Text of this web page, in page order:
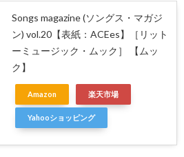
Songs magazine (ソングス・マガジ
ン) vol.20【表紙：ACEes】［リット
ーミュージック・ムック］ 【ムッ
ク】
Amazon 楽天市場
Yahooショッピング